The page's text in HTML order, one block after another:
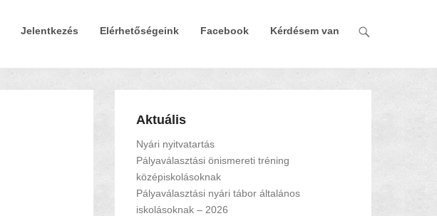
Jelentkezés Elérhetőségeink Facebook Kérdésem van
Aktuális
Nyári nyitvatartás
Pályaválasztási önismereti tréning
középiskolásoknak
Pályaválasztási nyári tábor általános
iskolásoknak – 2026